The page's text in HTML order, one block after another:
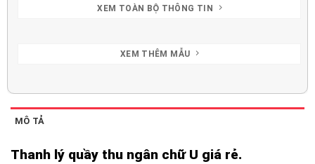
XEM TOÀN BỘ THÔNG TIN
XEM THÊM MẪU
MÔ TẢ
Thanh lý quầy thu ngân chữ U giá rẻ.